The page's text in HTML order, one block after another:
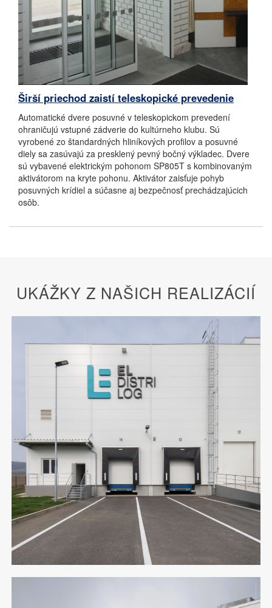
Širší priechod zaistí teleskopické prevedenie
Automatické dvere posuvné v teleskopickom prevedení
ohraničujú vstupné zádverie do kultúrneho klubu. Sú
vyrobené zo štandardných hliníkových profilov a posuvné
diely sa zasúvajú za presklený pevný bočný výkladec. Dvere
sú vybavené elektrickým pohonom SP805T s kombinovaným
aktivátorom na kryte pohonu. Aktivátor zaisťuje pohyb
posuvných krídiel a súčasne aj bezpečnosť prechádzajúcich
osôb.
UKÁŽKY Z NAŠICH REALIZÁCIÍ